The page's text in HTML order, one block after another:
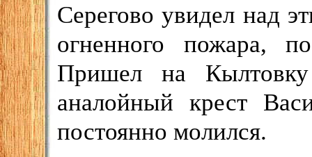
Серегово увидел над
огненного пожара,
Пришел на
аналойный крест
постоянно молился.